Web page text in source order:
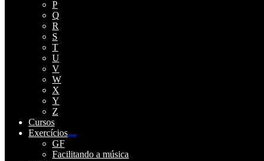
P
Q
R
S
T
U
V
W
X
Y
Z
Cursos
Exercícios
Expandir
menu
descendente
GF
Facilitando a música